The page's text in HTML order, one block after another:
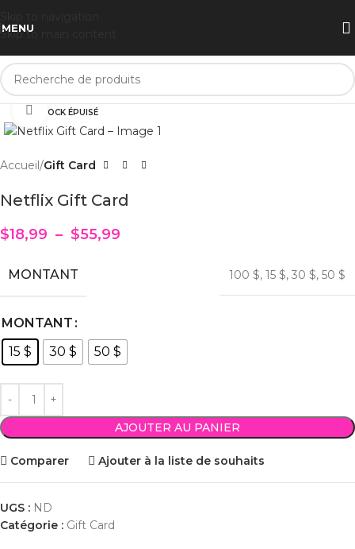
Skip to main content
MENU
STOCK ÉPUISÉ
Cliquez pour agrandir
Accueil Gift Card
Netflix Gift Card
$18,99 – $55,99
MONTANT 100 $, 15 $, 30 $, 50 $
MONTANT
15 $
30 $ 50 $
AJOUTER AU PANIER
Comparer Ajouter à la liste de souhaits
UGS : ND
Catégorie : Gift Card